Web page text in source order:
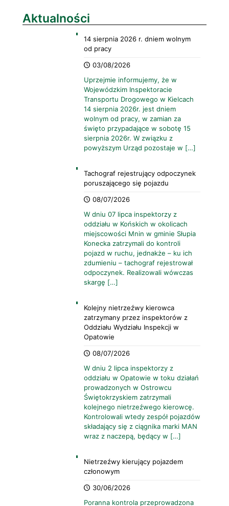
Aktualności
14 sierpnia 2026 r. dniem wolnym
od pracy
03/08/2026
Uprzejmie informujemy, że w
Wojewódzkim Inspektoracie
Transportu Drogowego w Kielcach
14 sierpnia 2026r. jest dniem
wolnym od pracy, w zamian za
święto przypadające w sobotę 15
sierpnia 2026r. W związku z
powyższym Urząd pozostaje w […]
Tachograf rejestrujący odpoczynek
poruszającego się pojazdu
08/07/2026
W dniu 07 lipca inspektorzy z
oddziału w Końskich w okolicach
miejscowości Mnin w gminie Słupia
Konecka zatrzymali do kontroli
pojazd w ruchu, jednakże – ku ich
zdumieniu – tachograf rejestrował
odpoczynek. Realizowali wówczas
skargę […]
Kolejny nietrzeźwy kierowca
zatrzymany przez inspektorów z
Oddziału Wydziału Inspekcji w
Opatowie
08/07/2026
W dniu 2 lipca inspektorzy z
oddziału w Opatowie w toku działań
prowadzonych w Ostrowcu
Świętokrzyskiem zatrzymali
kolejnego nietrzeźwego kierowcę.
Kontrolowali wtedy zespół pojazdów
składający się z ciągnika marki MAN
wraz z naczepą, będący w […]
Nietrzeźwy kierujący pojazdem
członowym
30/06/2026
Poranna kontrola przeprowadzona